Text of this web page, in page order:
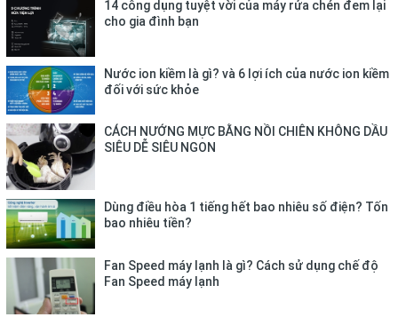
- Dung tích:97 lít.
- Có các ngăn kệ giúp phân loại thực phẩm theo nhu cầu sử
dụng, đồng thời mở rộng không gian lưu trữ cho người sử
dụng.
14 công dụng tuyệt vời của máy rửa chén đem lại
cho gia đình bạn
Nước ion kiềm là gì? và 6 lợi ích của nước ion kiềm
đối với sức khỏe
CÁCH NƯỚNG MỰC BẰNG NỒI CHIÊN KHÔNG DẦU
SIÊU DỄ SIÊU NGON
Dùng điều hòa 1 tiếng hết bao nhiêu số điện? Tốn
bao nhiêu tiền?
Fan Speed máy lạnh là gì? Cách sử dụng chế độ
Fan Speed máy lạnh